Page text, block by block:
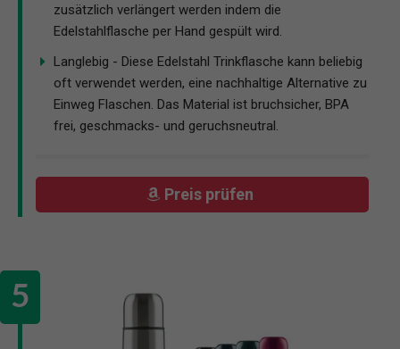
zusätzlich verlängert werden indem die
Edelstahlflasche per Hand gespült wird.
Langlebig - Diese Edelstahl Trinkflasche kann beliebig
oft verwendet werden, eine nachhaltige Alternative zu
Einweg Flaschen. Das Material ist bruchsicher, BPA
frei, geschmacks- und geruchsneutral.
Preis prüfen